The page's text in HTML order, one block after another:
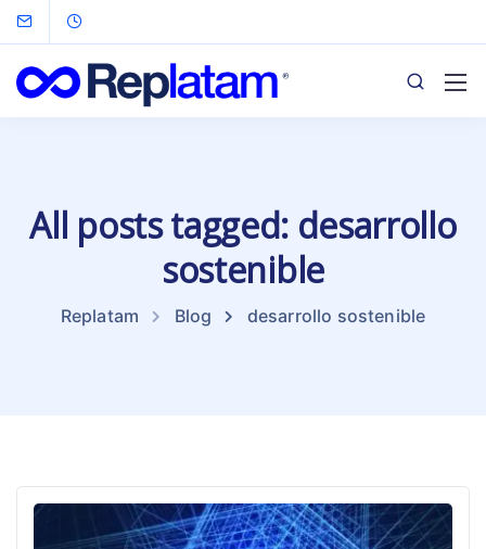
All posts tagged: desarrollo
sostenible
Replatam Blog desarrollo sostenible